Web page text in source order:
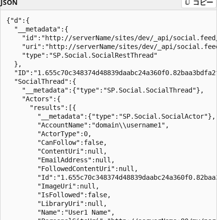
JSON コピー
{"d":{
  "__metadata":{
"id":"http://serverName/sites/dev/_api/
"uri":"http://serverName/sites/dev/_api/
    "type":"SP.Social.SocialRestThread"
  },
  "SocialThread":{
    "__metadata":{"type":"SP.Social.SocialThread"},
    "Actors":{
      "results":[{
        "__metadata":{"type":"SP.Social.SocialActor"},
        "AccountName":"domain\\username1",
        "ActorType":0,
        "CanFollow":false,
        "ContentUri":null,
        "EmailAddress":null,
        "FollowedContentUri":null,
        "ImageUri":null,
        "IsFollowed":false,
        "LibraryUri":null,
        "Name":"User1 Name",